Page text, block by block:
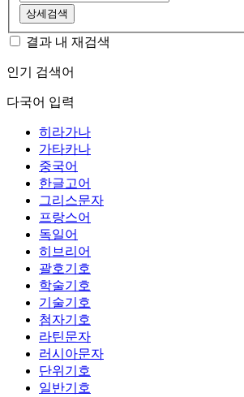
상세검색
결과 내 재검색
인기 검색어
다국어 입력
히라가나
가타카나
중국어
한글고어
그리스문자
프랑스어
독일어
히브리어
괄호기호
학술기호
기술기호
첨자기호
라틴문자
러시아문자
단위기호
일반기호